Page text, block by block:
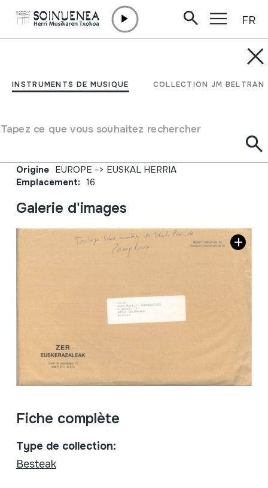
INSTRUMENTS DE MUSIQUE COLLECTION JM BELTRAN
Tapez ce que vous souhaitez rechercher
FR
Trabajo sobre nombres
Pamplona
Origine EUROPE -> EUSKAL HERRIA
Emplacement: 16
Galerie d'images
Fiche complète
Type de collection:
Besteak